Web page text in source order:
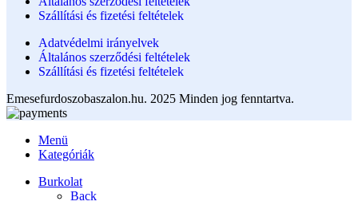
Szállítási és fizetési feltételek
Adatvédelmi irányelvek
Általános szerződési feltételek
Szállítási és fizetési feltételek
Emesefurdoszobaszalon.hu. 2025 Minden jog fenntartva.
Menü
Kategóriák
Burkolat
Back